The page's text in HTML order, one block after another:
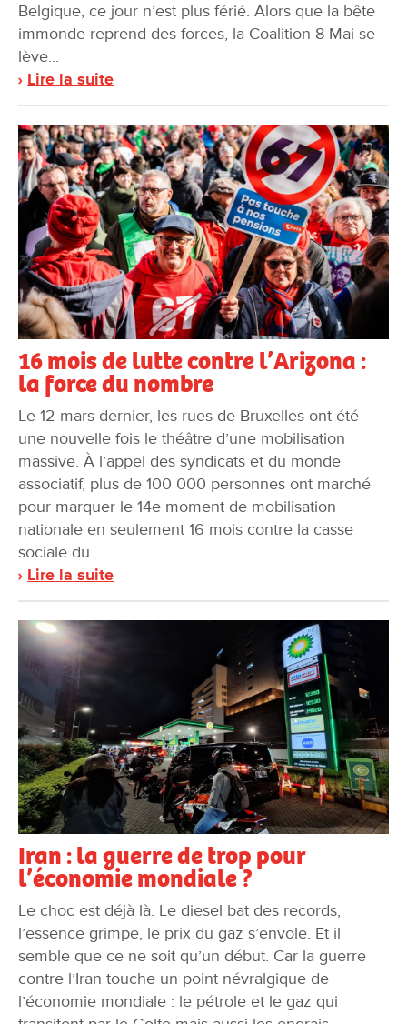
Belgique, ce jour n’est plus férié. Alors que la bête
immonde reprend des forces, la Coalition 8 Mai se
lève...
Lire la suite
16 mois de lutte contre l’Arizona :
la force du nombre
Le 12 mars dernier, les rues de Bruxelles ont été
une nouvelle fois le théâtre d’une mobilisation
massive. À l’appel des syndicats et du monde
associatif, plus de 100 000 personnes ont marché
pour marquer le 14e moment de mobilisation
nationale en seulement 16 mois contre la casse
sociale du...
Lire la suite
Iran : la guerre de trop pour
l’économie mondiale ?
Le choc est déjà là. Le diesel bat des records,
l’essence grimpe, le prix du gaz s’envole. Et il
semble que ce ne soit qu’un début. Car la guerre
contre l’Iran touche un point névralgique de
l’économie mondiale : le pétrole et le gaz qui